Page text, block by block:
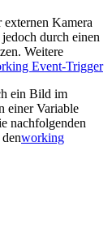
Kamera
durch einen
Weitere
Event-Trigger
ein Bild im
einer Variable
nachfolgenden
working